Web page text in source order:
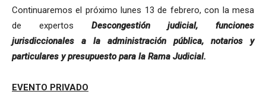
Continuaremos el próximo lunes 13 de febrero, con la mesa
de expertos Descongestión judicial, funciones
jurisdiccionales a la administración pública, notarios y
particulares y presupuesto para la Rama Judicial.
EVENTO PRIVADO